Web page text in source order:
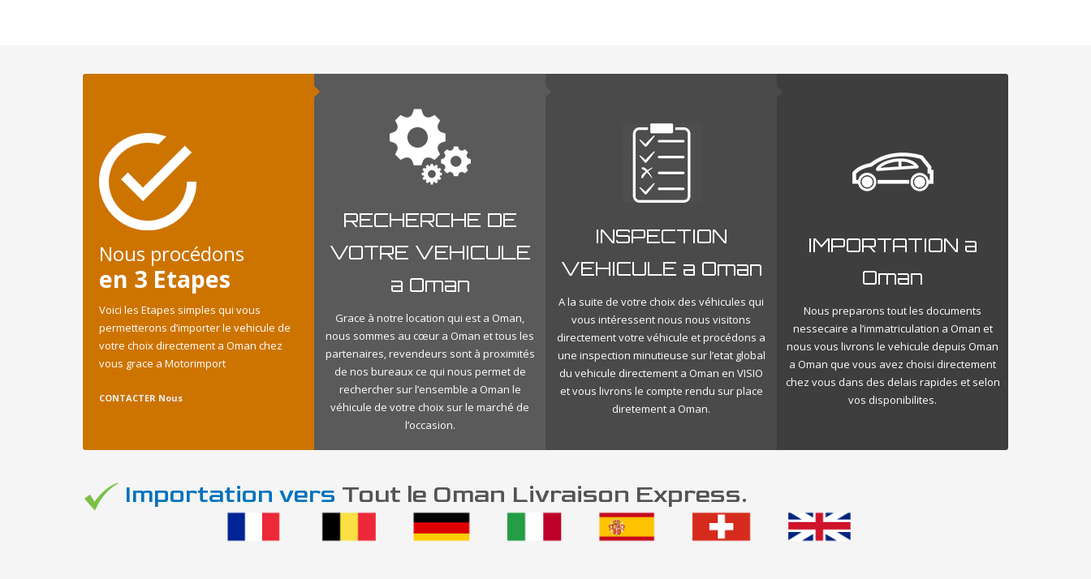
Nous procédons
en 3 Etapes
Voici les Etapes simples qui vous
permetterons d’importer le vehicule de
votre choix directement a Oman chez
vous grace a Motorimport
CONTACTER Nous
RECHERCHE DE
VOTRE VEHICULE
a Oman
Grace à notre location qui est a Oman,
nous sommes au cœur a Oman et tous les
partenaires, revendeurs sont à proximités
de nos bureaux ce qui nous permet de
rechercher sur l’ensemble a Oman le
véhicule de votre choix sur le marché de
l’occasion.
INSPECTION
VEHICULE a Oman
A la suite de votre choix des véhicules qui
vous intéressent nous nous visitons
directement votre véhicule et procédons a
une inspection minutieuse sur l’etat global
du vehicule directement a Oman en VISIO
et vous livrons le compte rendu sur place
diretement a Oman.
IMPORTATION a
Oman
Nous preparons tout les documents
nessecaire a l’immatriculation a Oman et
nous vous livrons le vehicule depuis Oman
a Oman que vous avez choisi directement
chez vous dans des delais rapides et selon
vos disponibilites.
Importation vers Tout le Oman Livraison Express.